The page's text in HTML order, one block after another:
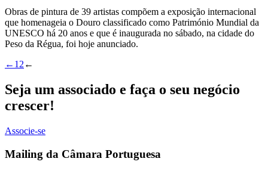
Obras de pintura de 39 artistas compõem a exposição internacional
que homenageia o Douro classificado como Património Mundial da
UNESCO há 20 anos e que é inaugurada no sábado, na cidade do
Peso da Régua, foi hoje anunciado.
← 1 2 ←
Seja um associado e faça o seu negócio
crescer!
Associe-se
Mailing da Câmara Portuguesa